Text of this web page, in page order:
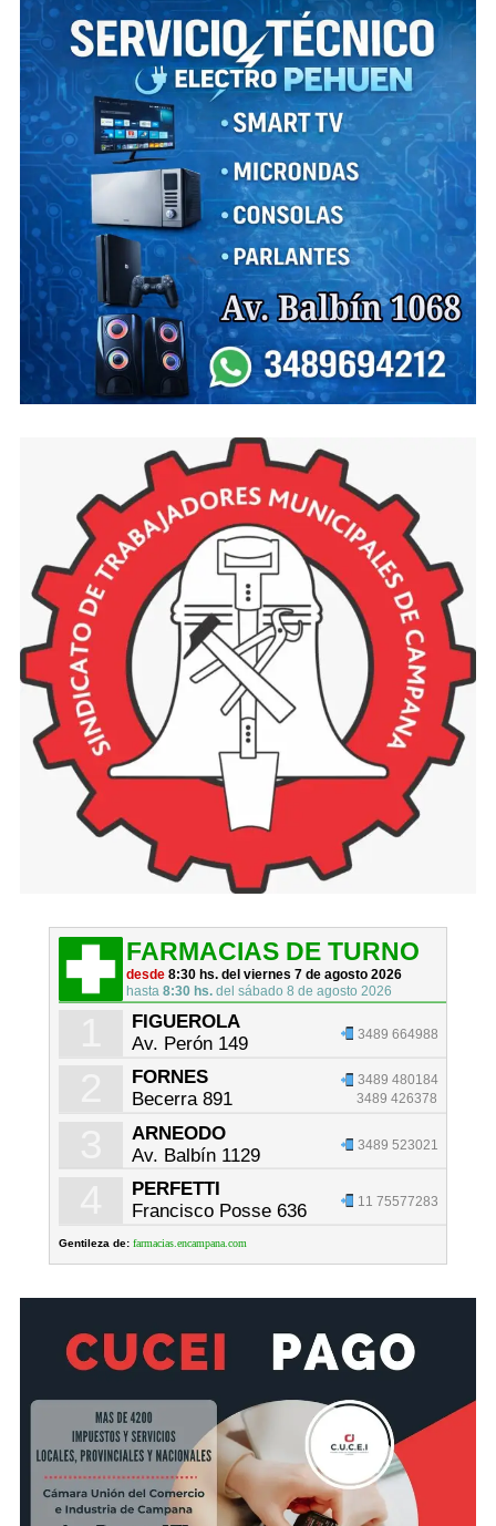
FARMACIAS DE TURNO
desde8:30 hs. del viernes 7 de agosto 2026
hasta8:30 hs. del sábado 8 de agosto 2026
FIGUEROLA
Av. Perón 149
3489 664988
FORNES
Becerra 891
3489 480184
3489 426378
ARNEODO
Av. Balbín 1129
3489 523021
PERFETTI
Francisco Posse 636
11 75577283
Gentileza de: farmacias.encampana.com